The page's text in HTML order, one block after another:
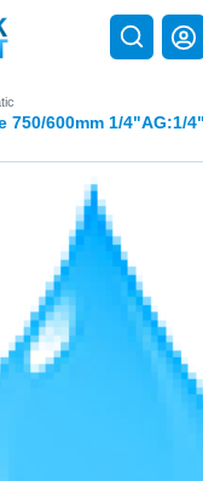
750/600mm 1/4"AG:1/